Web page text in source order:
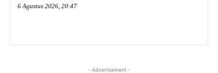
6 Agustus 2026, 20:47
- Advertisement -